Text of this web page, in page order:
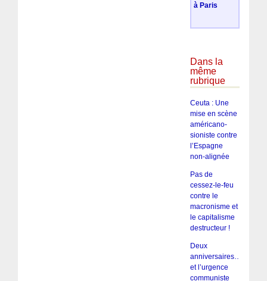
à Paris
Dans la
même
rubrique
Ceuta : Une
mise en scène
américano-
sioniste contre
l’Espagne
non-alignée
Pas de
cessez-le-feu
contre le
macronisme et
le capitalisme
destructeur !
Deux
anniversaires…
et l’urgence
communiste